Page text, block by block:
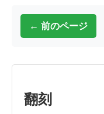
← 前のページ
翻刻